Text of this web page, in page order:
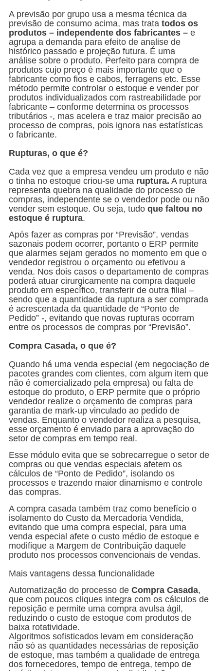
A previsão por grupo usa a mesma técnica da
previsão de consumo acima, mas trata todos os
produtos – independente dos fabricantes – e
agrupa a demanda para efeito de analise de
histórico passado e projeção futura. É uma
análise sobre o produto. Perfeito para compra de
produtos cujo preço é mais importante que o
fabricante como fios e cabos, ferragens etc. Esse
método permite controlar o estoque e vender por
produtos individualizados com rastreabilidade por
fabricante – conforme determina os processos
tributários -, mas acelera e traz maior precisão ao
processo de compras, pois ignora nas estatísticas
o fabricante.
Rupturas, o que é?
Cada vez que a empresa vendeu um produto e não
o tinha no estoque criou-se uma ruptura. A ruptura
representa quebra na qualidade do processo de
compras, independente se o vendedor pode ou não
vender sem estoque. Ou seja, tudo que faltou no
estoque é ruptura.
Após fazer as compras por “Previsão”, vendas
sazonais podem ocorrer, portanto o ERP permite
que alarmes sejam gerados no momento em que o
vendedor registrou o orçamento ou efetivou a
venda. Nos dois casos o departamento de compras
poderá atuar cirurgicamente na compra daquele
produto em específico, transferir de outra filial –
sendo que a quantidade da ruptura a ser comprada
é acrescentada da quantidade de “Ponto de
Pedido” -, evitando que novas rupturas ocorram
entre os processos de compras por “Previsão”.
Compra Casada, o que é?
Quando há uma venda especial (em negociação de
pacotes grandes com clientes, com algum item que
não é comercializado pela empresa) ou falta de
estoque do produto, o ERP permite que o próprio
vendedor realize o orçamento de compras para
garantia de mark-up vinculado ao pedido de
vendas. Enquanto o vendedor realiza a pesquisa,
esse orçamento é enviado para a aprovação do
setor de compras em tempo real.
Esse módulo evita que se sobrecarregue o setor de
compras ou que vendas especiais afetem os
cálculos de “Ponto de Pedido”, isolando os
processos e trazendo maior dinamismo e controle
das compras.
A compra casada também traz como benefício o
isolamento do Custo da Mercadoria Vendida,
evitando que uma compra especial, para uma
venda especial afete o custo médio de estoque e
modifique a Margem de Contribuição daquele
produto nos processos convencionais de vendas.
Mais vantagens dessa funcionalidade
Automatização do processo de Compra Casada,
que com poucos cliques integra com os cálculos de
reposição e permite uma compra avulsa ágil,
reduzindo o custo de estoque com produtos de
baixa rotatividade.
Algoritmos sofisticados levam em consideração
não só as quantidades necessárias de reposição
de estoque, mas também a qualidade de entrega
dos fornecedores, tempo de entrega, tempo de